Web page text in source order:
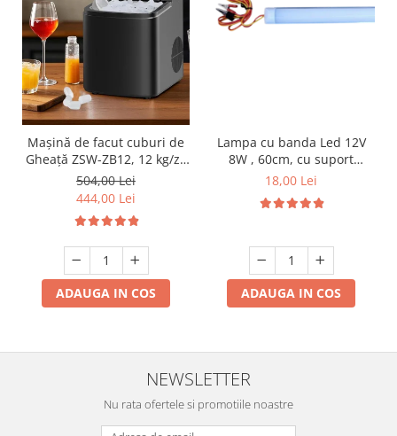
Produse grele si voluminoase
Promotii
Mașină de facut cuburi de
Gheață ZSW-ZB12, 12 kg/zi,
Rezervor 1.2L, Panou Tactil,
Design Compact, Negru
504,00 Lei
444,00 Lei
ADAUGA IN COS
Lampa cu banda Led 12V
8W , 60cm, cu suport
aluminiu si clesti de
18,00 Lei
ADAUGA IN COS
NEWSLETTER
Nu rata ofertele si promotiile noastre